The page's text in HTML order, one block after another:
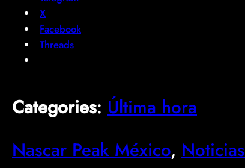
X
Facebook
Threads
Categories: Última hora
Nascar Peak México, Noticias